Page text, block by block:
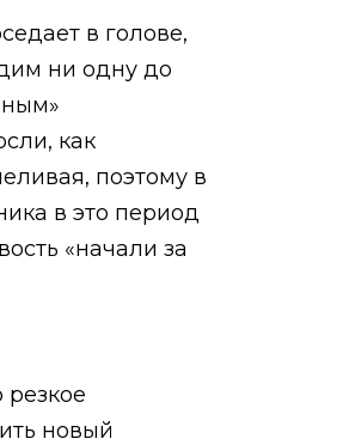
в голове,
ни одну до
как
поэтому в
в это период
«начали за
новый